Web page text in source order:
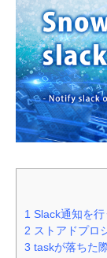
1 Slack通知を
2 ストアドプロ
3 taskが落ちた